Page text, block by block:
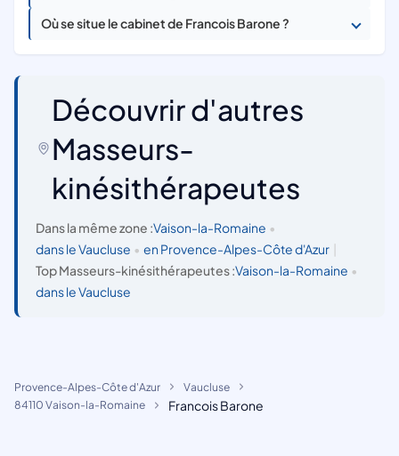
Où se situe le cabinet de Francois Barone ?
Découvrir d'autres
Masseurs-
kinésithérapeutes
Dans la même zone :Vaison-la-Romaine •
dans le Vaucluse • en Provence-Alpes-Côte d'Azur
Top Masseurs-kinésithérapeutes :Vaison-la-Romaine •
dans le Vaucluse
Provence-Alpes-Côte d'Azur
Vaucluse
84110 Vaison-la-Romaine
Francois Barone